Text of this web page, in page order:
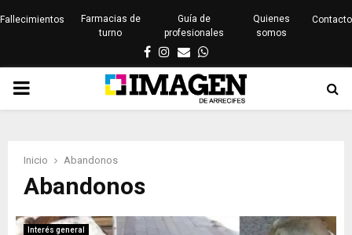
Fallecimientos
Farmacias de
turno
Guía de
profesionales
Quienes
somos
Contacto
Facebook
Instagram
EmailWhatsapp
PRIMARY
Inicio Abandonos
Abandonos
Interés general